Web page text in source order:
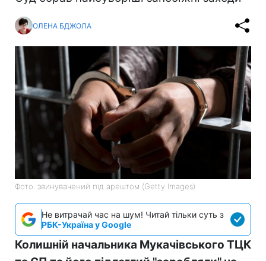
ОЛЕНА БДЖОЛА
Фото: звинувачений під арештом (Getty Images)
Не витрачай час на шум! Читай тільки суть з
РБК-Україна у Google
Колишній начальника Мукачівського ТЦК